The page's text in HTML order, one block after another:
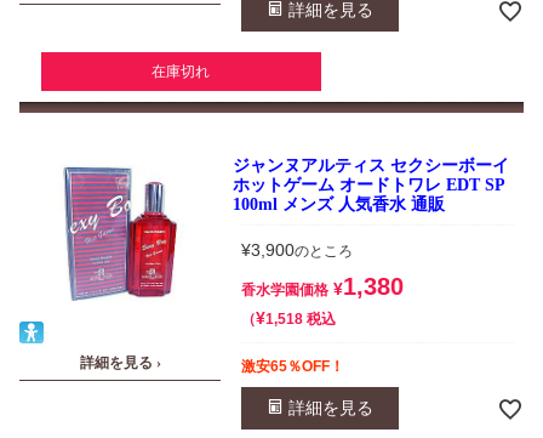
詳細を見る
在庫切れ
詳細を見る ›
ジャンヌアルティス セクシーボーイ
ホットゲーム オードトワレ EDT SP
100ml メンズ 人気香水 通販
¥3,900のところ
香水学園価格 ¥1,380
¥1,518 税込
激安65％OFF！
詳細を見る